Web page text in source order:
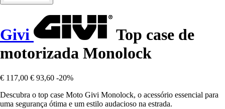
Givi
Top case de
motorizada Monolock
€ 117,00 € 93,60 -20%
Descubra o top case Moto Givi Monolock, o acessório essencial para
uma segurança ótima e um estilo audacioso na estrada.